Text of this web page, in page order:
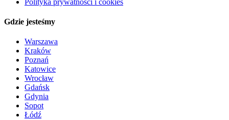
Gdzie jesteśmy
Warszawa
Kraków
Poznań
Katowice
Wrocław
Gdańsk
Gdynia
Sopot
Łódź